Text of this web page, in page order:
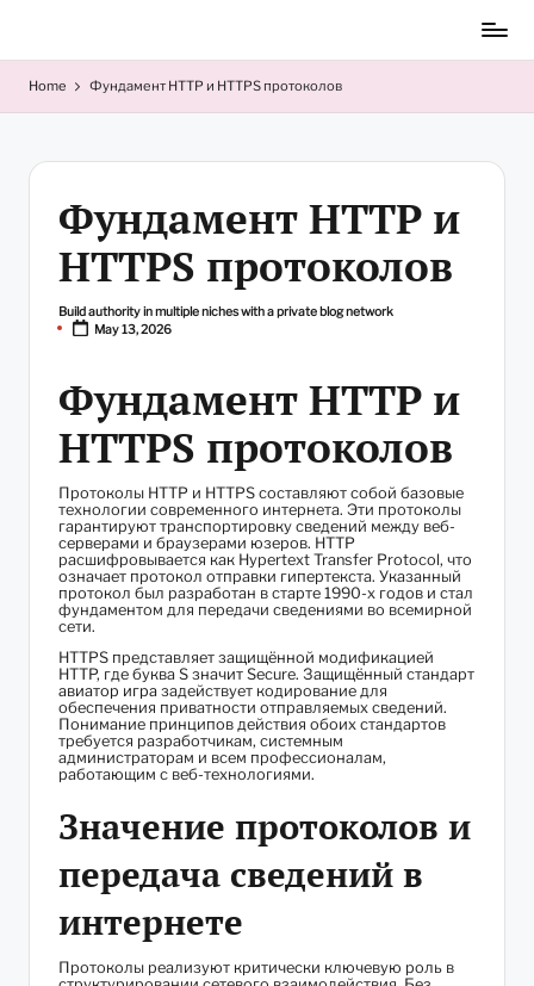
to
content
Home Фундамент HTTP и HTTPS протоколов
Фундамент HTTP и
HTTPS протоколов
Posted
by
Build authority in multiple niches with a private blog network
May 13, 2026
Фундамент HTTP и
HTTPS протоколов
Протоколы HTTP и HTTPS составляют собой базовые
технологии современного интернета. Эти протоколы
гарантируют транспортировку сведений между веб-
серверами и браузерами юзеров. HTTP
расшифровывается как Hypertext Transfer Protocol, что
означает протокол отправки гипертекста. Указанный
протокол был разработан в старте 1990-х годов и стал
фундаментом для передачи сведениями во всемирной
сети.
HTTPS представляет защищённой модификацией
HTTP, где буква S значит Secure. Защищённый стандарт
авиатор игра задействует кодирование для
обеспечения приватности отправляемых сведений.
Понимание принципов действия обоих стандартов
требуется разработчикам, системным
администраторам и всем профессионалам,
работающим с веб-технологиями.
Значение протоколов и
передача сведений в
интернете
Протоколы реализуют критически ключевую роль в